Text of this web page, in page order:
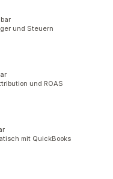
und Steuern
und ROAS
mit QuickBooks